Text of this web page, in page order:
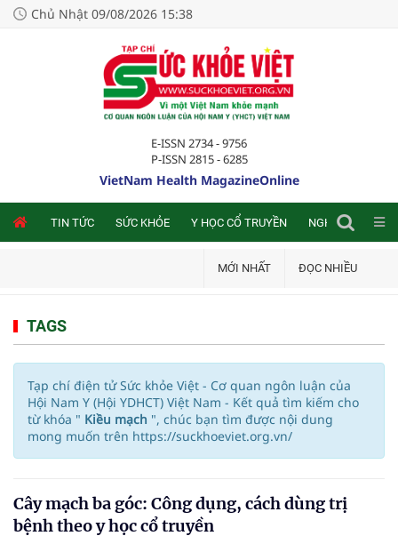
Chủ Nhật 09/08/2026 15:38
E-ISSN 2734 - 9756
P-ISSN 2815 - 6285
VietNam Health MagazineOnline
TIN TỨC SỨC KHỎE Y HỌC CỔ TRUYỀN NGHIÊN CỨU
MỚI NHẤT ĐỌC NHIỀU
TAGS
Tạp chí điện tử Sức khỏe Việt - Cơ quan ngôn luận của
Hội Nam Y (Hội YDHCT) Việt Nam - Kết quả tìm kiếm cho
từ khóa " Kiều mạch ", chúc bạn tìm được nội dung
mong muốn trên https://suckhoeviet.org.vn/
Cây mạch ba góc: Công dụng, cách dùng trị
bệnh theo y học cổ truyền